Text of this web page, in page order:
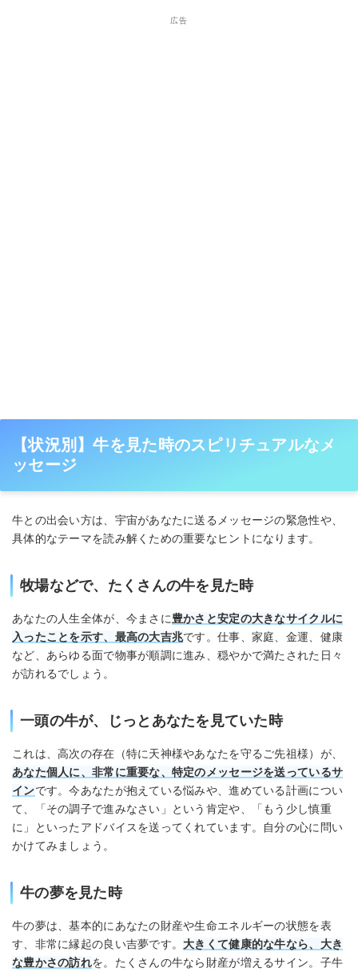
広告
【状況別】牛を見た時のスピリチュアルなメ
ッセージ
牛との出会い方は、宇宙があなたに送るメッセージの緊急性や、
具体的なテーマを読み解くための重要なヒントになります。
牧場などで、たくさんの牛を見た時
あなたの人生全体が、今まさに豊かさと安定の大きなサイクルに
入ったことを示す、最高の大吉兆です。仕事、家庭、金運、健康
など、あらゆる面で物事が順調に進み、穏やかで満たされた日々
が訪れるでしょう。
一頭の牛が、じっとあなたを見ていた時
これは、高次の存在（特に天神様やあなたを守るご先祖様）が、
あなた個人に、非常に重要な、特定のメッセージを送っているサ
インです。今あなたが抱えている悩みや、進めている計画につい
て、「その調子で進みなさい」という肯定や、「もう少し慎重
に」といったアドバイスを送ってくれています。自分の心に問い
かけてみましょう。
牛の夢を見た時
牛の夢は、基本的にあなたの財産や生命エネルギーの状態を表
す、非常に縁起の良い吉夢です。 大きくて健康的な牛なら、大き
な豊かさの訪れを。たくさんの牛なら財産が増えるサイン。子牛